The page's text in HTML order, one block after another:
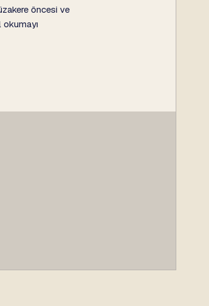
öncesi ve
okumayı